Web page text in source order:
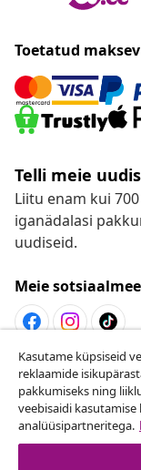
Toetatud
Telli meie
Liitu enam kui
iganädalasi
uudiseid.
Meie
Lepingust
Esita oma
Kasutame küpsiseid
reklaamide
pakkumiseks ning
veebisaidi
analüüsipartneritega.